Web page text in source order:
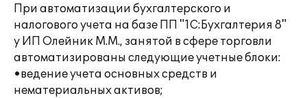
При автоматизации бухгалтерского и
налогового учета на базе ПП "1С:Бухгалтерия 8"
у ИП Олейник М.М., занятой в сфере торговли
автоматизированы следующие учетные блоки:
•ведение учета основных средств и
нематериальных активов;